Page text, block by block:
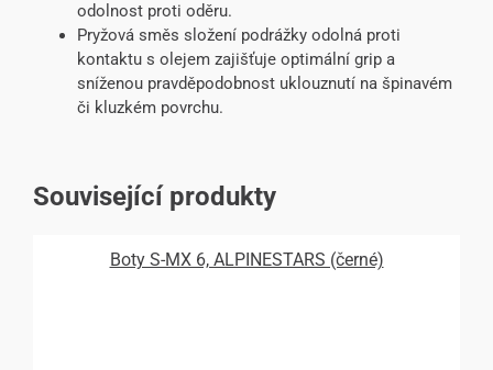
odolnost proti oděru.
Pryžová směs složení podrážky odolná proti
kontaktu s olejem zajišťuje optimální grip a
sníženou pravděpodobnost uklouznutí na špinavém
či kluzkém povrchu.
Související produkty
Boty S-MX 6, ALPINESTARS (černé)